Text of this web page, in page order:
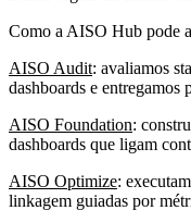
Como a AISO Hub pode
AISO Audit: avaliamos
dashboards e
AISO Foundation:
dashboards que ligam
AISO Optimize:
linkagem guiadas por